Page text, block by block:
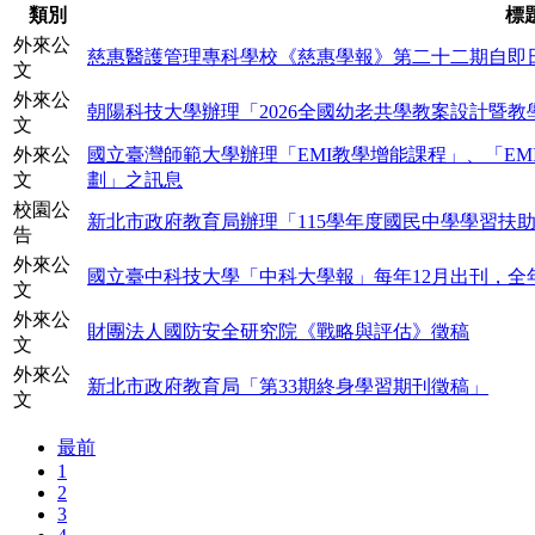
類別
標
外來公
文
慈惠醫護管理專科學校《慈惠學報》第二十二期自即
外來公
文
朝陽科技大學辦理「2026全國幼老共學教案設計暨教
外來公
文
國立臺灣師範大學辦理「EMI教學增能課程」、「
劃」之訊息
校園公
告
新北市政府教育局辦理「115學年度國民中學學習扶
外來公
文
國立臺中科技大學「中科大學報」每年12月出刊，
外來公
文
財團法人國防安全研究院《戰略與評估》徵稿
外來公
文
新北市政府教育局「第33期終身學習期刊徵稿」
最前
1
2
3